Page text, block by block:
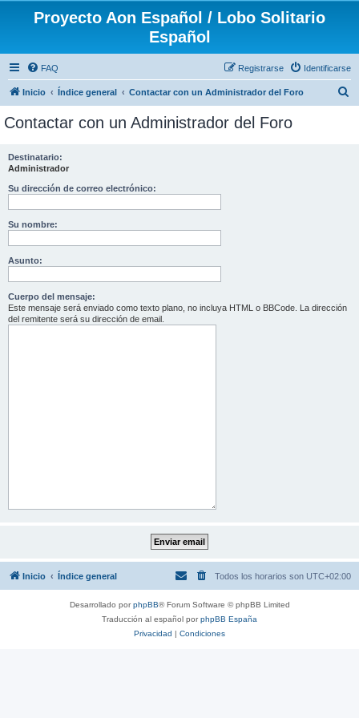
Proyecto Aon Español / Lobo Solitario
Español
FAQ Identificarse
Registrarse
Inicio Índice general Contactar con un Administrador del Foro
Contactar con un Administrador del Foro
Destinatario:
Administrador
Su dirección de correo electrónico:
Su nombre:
Asunto:
Cuerpo del mensaje:
Este mensaje será enviado como texto plano, no incluya HTML o BBCode. La dirección
del remitente será su dirección de email.
Inicio Índice general Todos los horarios son UTC+02:00
Desarrollado porphpBB® Forum Software © phpBB Limited
Traducción al español porphpBB España
Privacidad | Condiciones